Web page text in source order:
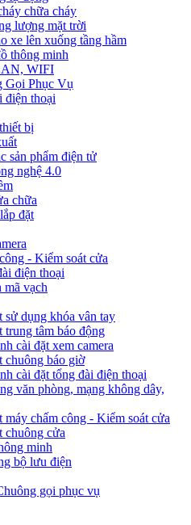
chữa cháy
lượng mặt trời
xe lên xuống tầng hầm
thông minh
WIFI
Gọi Phục Vụ
điện thoại
bị
sản phẩm điện tử
nghệ 4.0
chữa
đặt
- Kiểm soát cửa
điện thoại
mã vạch
sử dụng khóa vân tay
trung tâm báo động
cài đặt xem camera
chuông báo giờ
cài đặt tổng đài điện thoại
văn phòng, mạng không dây,
máy chấm công - Kiểm soát cửa
chuông cửa
minh
bộ lưu điện
gọi phục vụ